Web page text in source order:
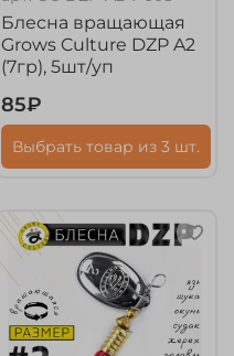
Блесна вращающая
Grows Culture DZP A2
(7гр), 5шт/уп
85₽
Выбрать товар из 3 шт.